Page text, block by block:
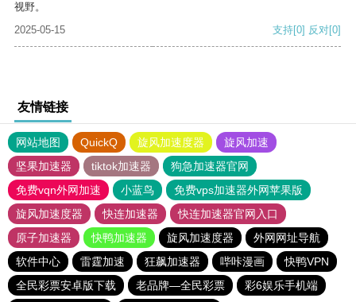
视野。
2025-05-15
支持[0] 反对[0]
友情链接
网站地图 QuickQ 旋风加速度器
旋风加速
坚果加速器
tiktok加速器
狗急加速器官网
免费vqn外网加速
小蓝鸟
免费vps加速器外网苹果版
旋风加速度器
快连加速器
快连加速器官网入口
原子加速器
快鸭加速器 旋风加速度器
外网网址导航
软件中心
雷霆加速 狂飙加速器 哔咔漫画
快鸭VPN
全民彩票安卓版下载
老品牌—全民彩票
彩6娱乐手机端